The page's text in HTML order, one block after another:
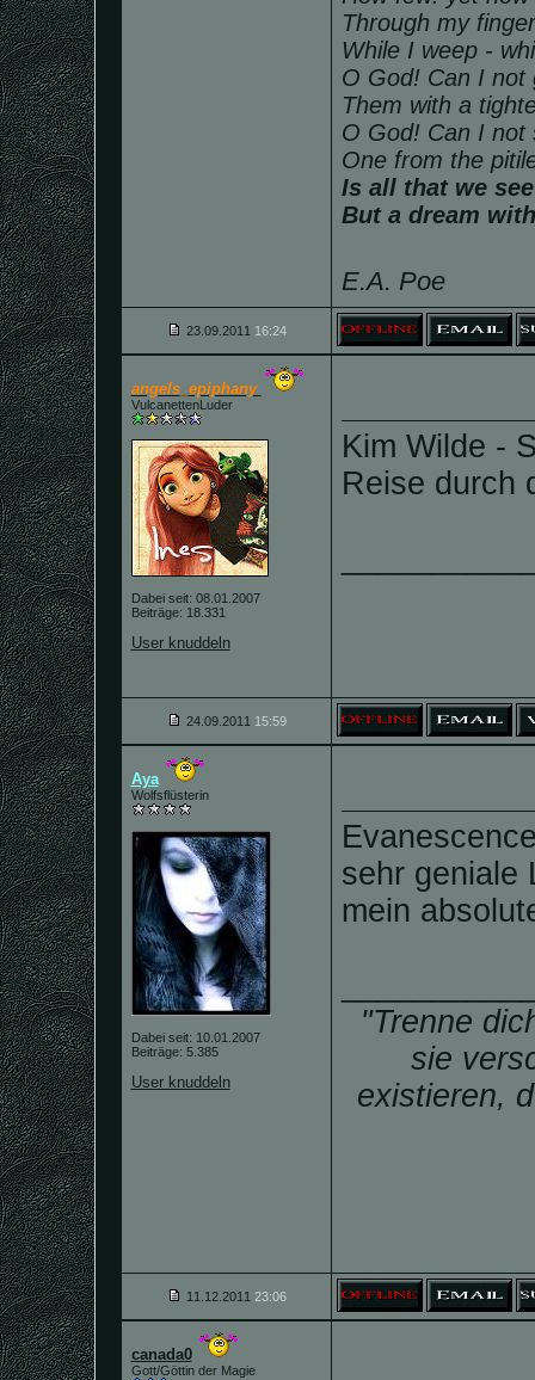
Through my
While I weep -
O God! Can I not
Them with a
O God! Can I not
One from the
Is all that we
But a dream
E.A. Poe
23.09.2011 16:24
angels_epiphany
VulcanettenLuder
Dabei seit: 08.01.2007
Beiträge: 18.331
User knuddeln
Kim Wilde -
Reise durch
24.09.2011 15:59
Aya
Wolfsflüsterin
Dabei seit: 10.01.2007
Beiträge: 5.385
User knuddeln
sehr geniale
mein
"Trenne
sie
existieren,
11.12.2011 23:06
canada0
Gott/Göttin der Magie